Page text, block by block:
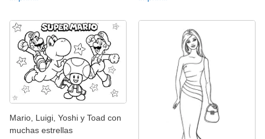
Mario, Luigi, Yoshi y Toad con
muchas estrellas